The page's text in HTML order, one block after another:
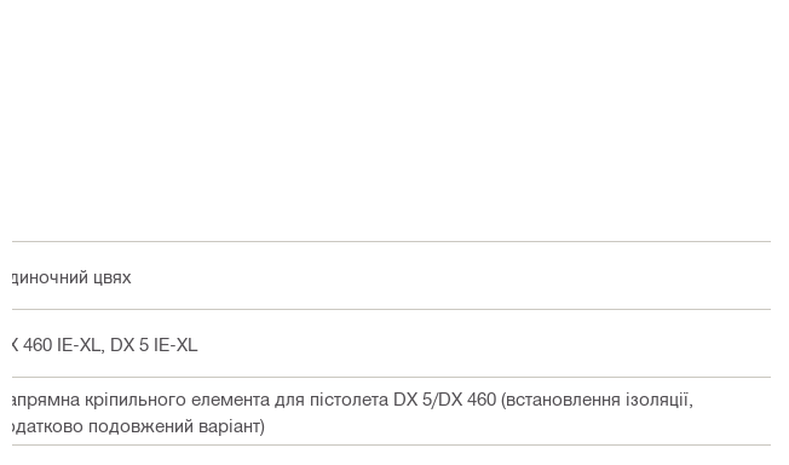
Одиночний цвях
DX 460 IE-XL, DX 5 IE-XL
Напрямна кріпильного елемента для пістолета DX 5/DX 460 (встановлення ізоляції,
додатково подовжений варіант)